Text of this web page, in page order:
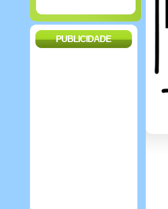
PUBLICIDADE